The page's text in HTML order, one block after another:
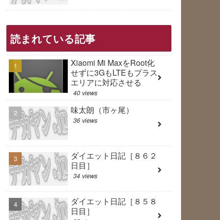
読まれている記事
Xiaomi Mi MaxをRoot化
せずに3GもLTEもプラス
エリアに対応させる
40 views
味太朗（市ヶ尾）
36 views
ダイエット日記［８６２
日目］
34 views
ダイエット日記［８５８
日目］